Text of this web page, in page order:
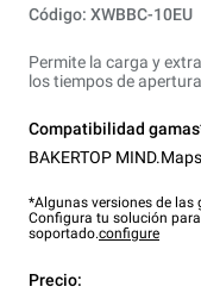
Código: XWBBC-10EU
Permite la carga y
los tiempos de
Compatibilidad
BAKERTOP
*Algunas versiones de las
Configura tu solución
soportado.configure
Precio: